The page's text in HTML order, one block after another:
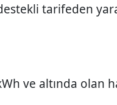
tarifeden
ve altında olan